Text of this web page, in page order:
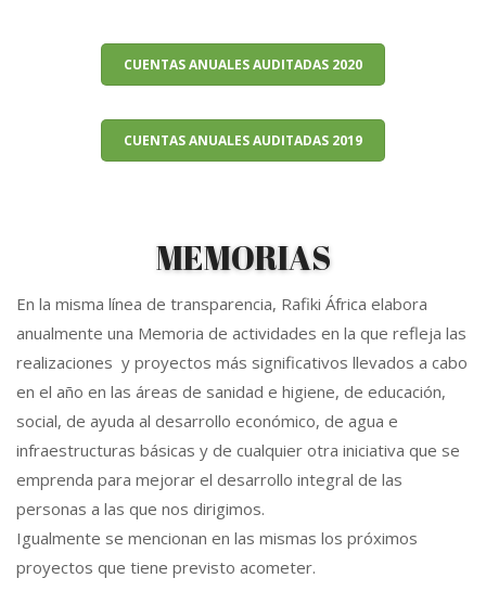
CUENTAS ANUALES AUDITADAS 2020
CUENTAS ANUALES AUDITADAS 2019
MEMORIAS
En la misma línea de transparencia, Rafiki África elabora
anualmente una Memoria de actividades en la que refleja las
realizaciones y proyectos más significativos llevados a cabo
en el año en las áreas de sanidad e higiene, de educación,
social, de ayuda al desarrollo económico, de agua e
infraestructuras básicas y de cualquier otra iniciativa que se
emprenda para mejorar el desarrollo integral de las
personas a las que nos dirigimos.
Igualmente se mencionan en las mismas los próximos
proyectos que tiene previsto acometer.